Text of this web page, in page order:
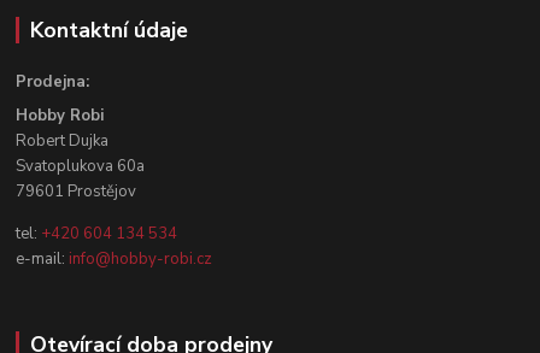
Kontaktní údaje
Prodejna:
Hobby Robi
Robert Dujka
Svatoplukova 60a
79601 Prostějov
tel: +420 604 134 534
e-mail: info@hobby-robi.cz
Otevírací doba prodejny